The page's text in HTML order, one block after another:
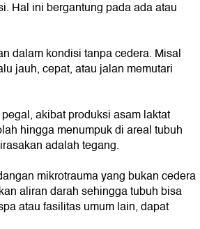
Hal ini bergantung pada ada atau
dalam kondisi tanpa cedera. Misal
jauh, cepat, atau jalan memutari
akibat produksi asam laktat
hingga menumpuk di areal tubuh
adalah tegang.
mikrotrauma yang bukan cedera
aliran darah sehingga tubuh bisa
atau fasilitas umum lain, dapat